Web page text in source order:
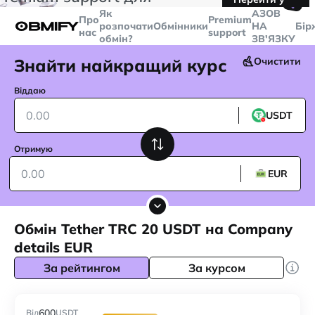
більше
Telegram
Про
нас
Як
розпочати
обмін?
ОбмінникиPremium
support
🤙
AЗОВ
НА
ЗВ'ЯЗКУ
Знайти найкращий курс Очистити
Віддаю
USDT
Отримую
EUR
Обмін Tether TRC 20 USDT на Company
details EUR
За рейтингом За курсом
Від USDT